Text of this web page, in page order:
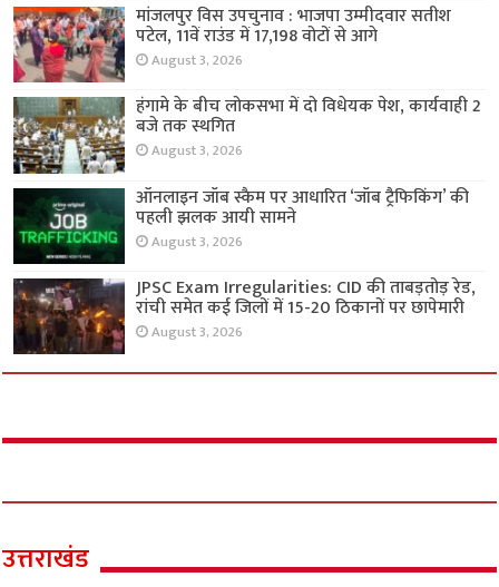
मांजलपुर विस उपचुनाव : भाजपा उम्मीदवार सतीश
पटेल, 11वें राउंड में 17,198 वोटों से आगे
August 3, 2026
हंगामे के बीच लोकसभा में दो विधेयक पेश, कार्यवाही 2
बजे तक स्थगित
August 3, 2026
ऑनलाइन जॉब स्कैम पर आधारित ‘जॉब ट्रैफिकिंग’ की
पहली झलक आयी सामने
August 3, 2026
JPSC Exam Irregularities: CID की ताबड़तोड़ रेड,
रांची समेत कई जिलों में 15-20 ठिकानों पर छापेमारी
August 3, 2026
उत्तराखंड